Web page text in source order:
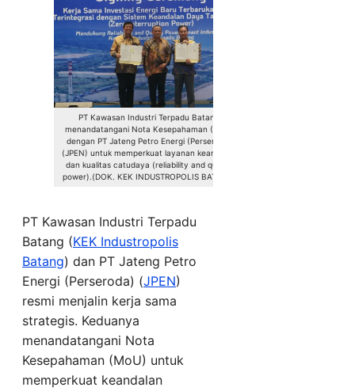
PT Kawasan Industri Terpadu Batang
menandatangani Nota Kesepahaman (MoU)
dengan PT Jateng Petro Energi (Perseroda)
(JPEN) untuk memperkuat layanan keandalan
dan kualitas catudaya (reliability and quality
power).(DOK. KEK INDUSTROPOLIS BATANG)
PT Kawasan Industri Terpadu
Batang (KEK Industropolis
Batang) dan PT Jateng Petro
Energi (Perseroda) (JPEN)
resmi menjalin kerja sama
strategis. Keduanya
menandatangani Nota
Kesepahaman (MoU) untuk
memperkuat keandalan